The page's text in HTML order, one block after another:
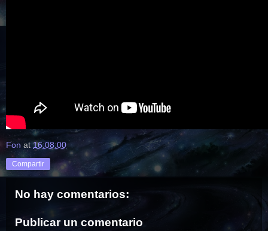
Fon at 16:08:00
Compartir
No hay comentarios:
Publicar un comentario